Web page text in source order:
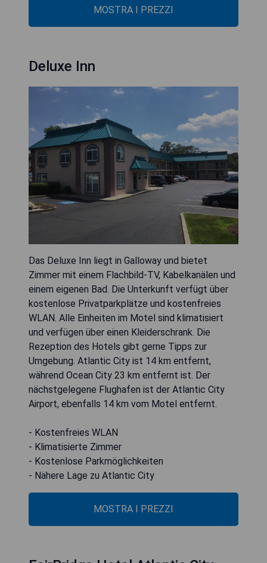
MOSTRA I PREZZI
Deluxe Inn
Das Deluxe Inn liegt in Galloway und bietet
Zimmer mit einem Flachbild-TV, Kabelkanälen und
einem eigenen Bad. Die Unterkunft verfügt über
kostenlose Privatparkplätze und kostenfreies
WLAN. Alle Einheiten im Motel sind klimatisiert
und verfügen über einen Kleiderschrank. Die
Rezeption des Hotels gibt gerne Tipps zur
Umgebung. Atlantic City ist 14 km entfernt,
während Ocean City 23 km entfernt ist. Der
nächstgelegene Flughafen ist der Atlantic City
Airport, ebenfalls 14 km vom Motel entfernt.
- Kostenfreies WLAN
- Klimatisierte Zimmer
- Kostenlose Parkmöglichkeiten
- Nähere Lage zu Atlantic City
MOSTRA I PREZZI